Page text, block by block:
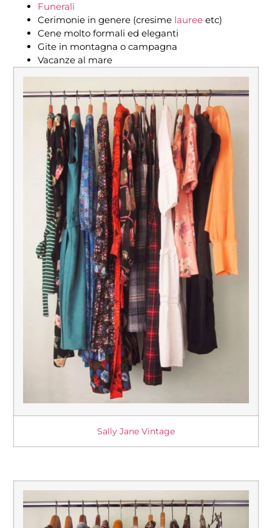
Funerali
Cerimonie in genere (cresime lauree etc)
Cene molto formali ed eleganti
Gite in montagna o campagna
Vacanze al mare
Sally Jane Vintage